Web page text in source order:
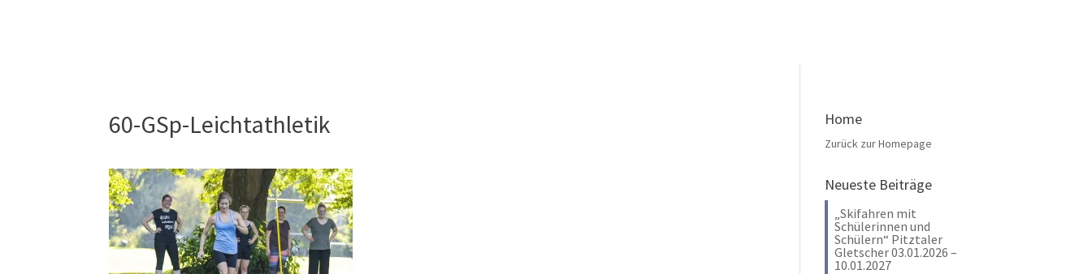
60-GSp-Leichtathletik Home
Zurück zur Homepage
Neueste Beiträge
„Skifahren mit
Schülerinnen und
Schülern“ Pitztaler
Gletscher 03.01.2026 –
10.01.2027